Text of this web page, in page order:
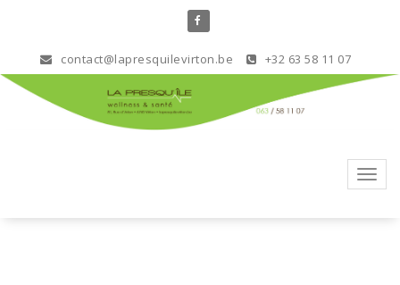
contact@lapresquilevirton.be +32 63 58 11 07